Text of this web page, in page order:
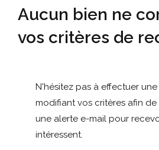
Aucun bien ne
vos critères de
N'hésitez pas à effectuer
modifiant vos critères afin
une alerte e-mail pour
intéressent.